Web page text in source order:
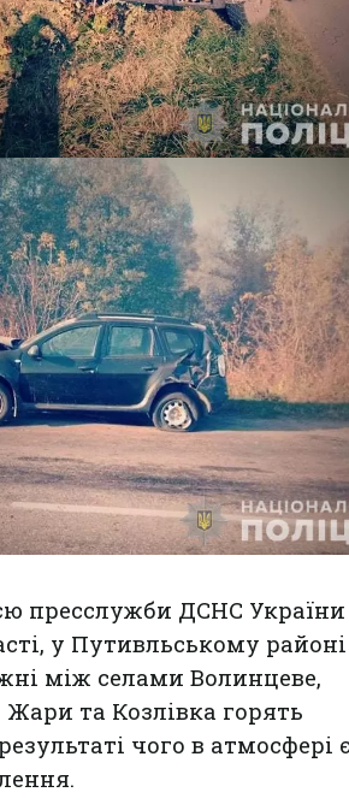
пресслужби ДСНС України
у Путивльському
між селами Волинцеве,
Жари та Козлівка горять
чого в атмосфері